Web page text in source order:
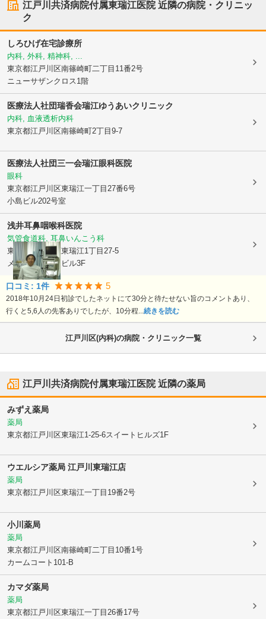
江戸川共済病院付属東瑞江医院近隣の病院・クリニッ
ク
しろひげ在宅診療所
内科, 外科, 精神科, ...
東京都江戸川区南篠崎町二丁目11番2号
ニューサザンクロス1階
医療法人社団瑞香会瑞江ゆうあいクリニック
内科, 血液透析内科
東京都江戸川区南篠崎町2丁目9-7
医療法人社団三一会瑞江眼科医院
眼科
東京都江戸川区東瑞江一丁目27番6号
小島ビル202号室
浅井耳鼻咽喉科医院
気管食道科, 耳鼻いんこう科
東京都江戸川区東瑞江1丁目27-5
メゾンドコスモビル3F
口コミ: 1件 5
2018年10月24日初診でしたネットにて30分と待たせない旨のコメントあり、
行くと5,6人の先客ありでしたが、10分程... 続きを読む
江戸川区(内科)の病院・クリニック一覧
江戸川共済病院付属東瑞江医院近隣の薬局
みずえ薬局
薬局
東京都江戸川区東瑞江1-25-6スイートヒルズ1F
ウエルシア薬局 江戸川東瑞江店
薬局
東京都江戸川区東瑞江一丁目19番2号
小川薬局
薬局
東京都江戸川区南篠崎町二丁目10番1号
カームコート101-B
カマダ薬局
薬局
東京都江戸川区東瑞江一丁目26番17号